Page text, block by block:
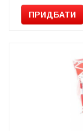
ПРИДБАТИ